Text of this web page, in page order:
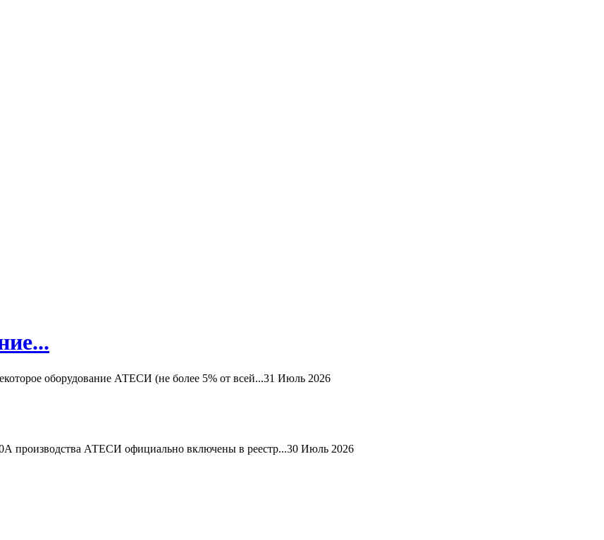
оборудование АТЕСИ (не более 5% от всей...31 Июль 2026
АТЕСИ официально включены в реестр...30 Июль 2026